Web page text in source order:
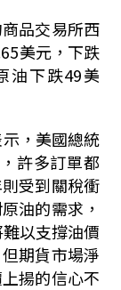
品交易所西
美元，下跌
油下跌49美
，美國總統
許多訂單都
受到關稅衝
油的需求，
以支撐油價
期貨市場淨
揚的信心不